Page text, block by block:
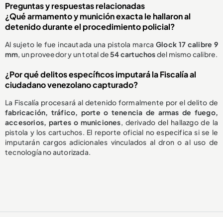
Preguntas y respuestas relacionadas
¿Qué armamento y munición exacta le hallaron al
detenido durante el procedimiento policial?
Al sujeto le fue incautada una pistola marca Glock 17 calibre 9
mm, un proveedor y un total de54 cartuchosdel mismo calibre.
¿Por qué delitos específicos imputará la Fiscalía al
ciudadano venezolano capturado?
La Fiscalía procesará al detenido formalmente por el delito de
fabricación, tráfico, porte o tenencia de armas de fuego,
accesorios, partes o municiones, derivado del hallazgo de la
pistola y los cartuchos. El reporte oficial no especifica si se le
imputarán cargos adicionales vinculados al dron o al uso de
tecnología no autorizada.